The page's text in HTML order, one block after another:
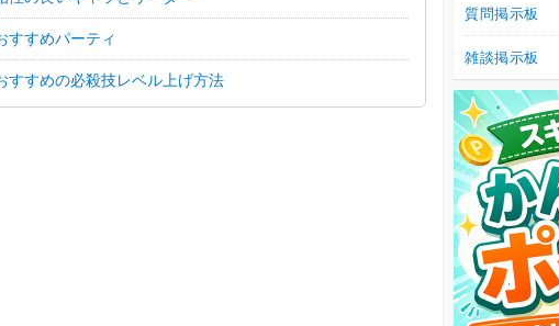
すすめパーティ
すすめの必殺技レベル上げ方法
質問掲示板
雑談掲示板